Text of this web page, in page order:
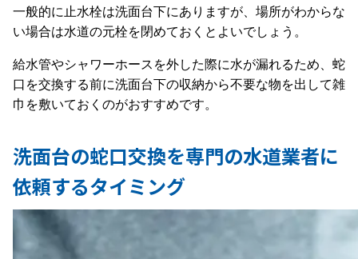
一般的に止水栓は洗面台下にありますが、場所がわからな
い場合は水道の元栓を閉めておくとよいでしょう。
給水管やシャワーホースを外した際に水が漏れるため、蛇
口を交換する前に洗面台下の収納から不要な物を出して雑
巾を敷いておくのがおすすめです。
洗面台の蛇口交換を専門の水道業者に
依頼するタイミング